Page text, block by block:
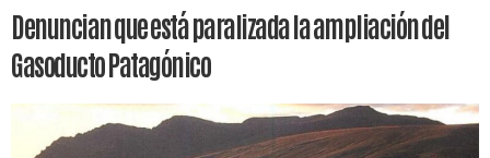
Denuncian que está paralizada la ampliación del
Gasoducto Patagónico